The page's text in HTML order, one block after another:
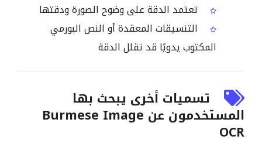
تعتمد الدقة على وضوح الصورة ودقتها
التنسيقات المعقدة أو النص البورمي
المكتوب يدويًا قد تقلل الدقة
تسميات أخرى يبحث بها
المستخدمون عن Burmese Image
OCR